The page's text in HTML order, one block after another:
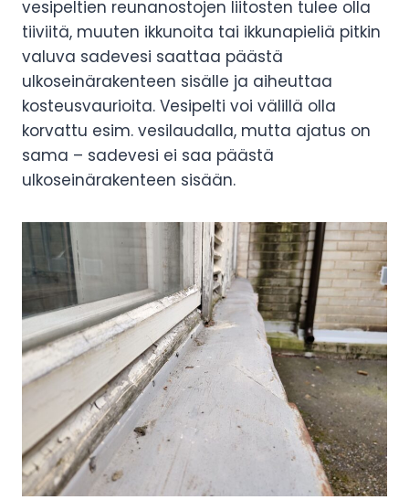
vesipeltien reunanostojen liitosten tulee olla
tiiviitä, muuten ikkunoita tai ikkunapieliä pitkin
valuva sadevesi saattaa päästä
ulkoseinärakenteen sisälle ja aiheuttaa
kosteusvaurioita. Vesipelti voi välillä olla
korvattu esim. vesilaudalla, mutta ajatus on
sama – sadevesi ei saa päästä
ulkoseinärakenteen sisään.